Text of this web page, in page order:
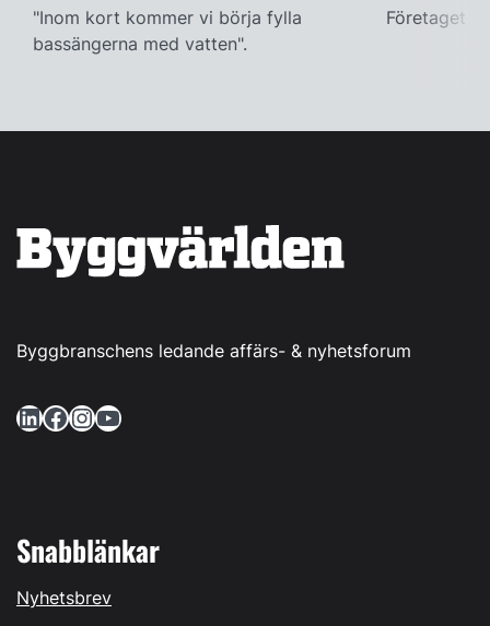
"Inom kort kommer vi börja fylla
bassängerna med vatten".
Företaget
Byggbranschens ledande affärs- & nyhetsforum
LinkedIn Facebook InstagramYouTube
Snabblänkar
Nyhetsbrev